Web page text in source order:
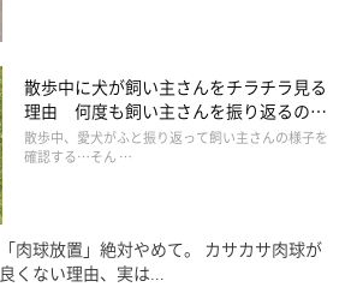
散歩中に犬が飼い主さんをチラチラ見る
理由 何度も飼い主さんを振り返るのは
なぜ？
散歩中、愛犬がふと振り返って飼い主さんの様子を
確認する…そん …
「肉球放置」絶対やめて。 カサカサ肉球が
良くない理由、実は...